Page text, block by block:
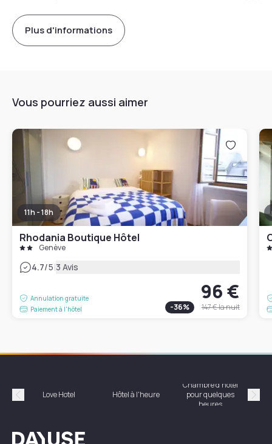
Plus d'informations
Vous pourriez aussi aimer
11h - 18h
Rhodania Boutique Hôtel
Genève
4.7/5|3 Avis
Annulation gratuite
Paiement à l'hôtel
96 €
-36% 147 €la nuit
Précédent
Love Hotel Hôtel à l'heure
Chambre d'hôtel
pour quelques
heures
Dayuse